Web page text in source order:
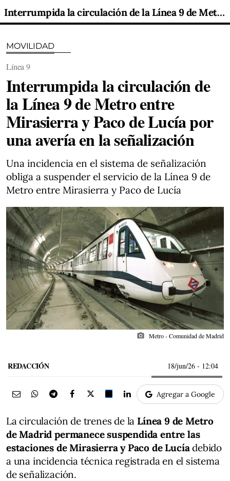
Interrumpida la circulación de la Línea 9 de Metro entre Mirasierra y Paco de Lucía por una avería en la señalización
MOVILIDAD
Línea 9
Interrumpida la circulación de
la Línea 9 de Metro entre
Mirasierra y Paco de Lucía por
una avería en la señalización
Una incidencia en el sistema de señalización
obliga a suspender el servicio de la Línea 9 de
Metro entre Mirasierra y Paco de Lucía
photo_camera Metro - Comunidad de Madrid
REDACCIÓN 18/jun/26 - 12:04
Agregar a Google
La circulación de trenes de la Línea 9 de Metro
de Madrid permanece suspendida entre las
estaciones de Mirasierra y Paco de Lucíadebido
a una incidencia técnica registrada en el sistema
de señalización.